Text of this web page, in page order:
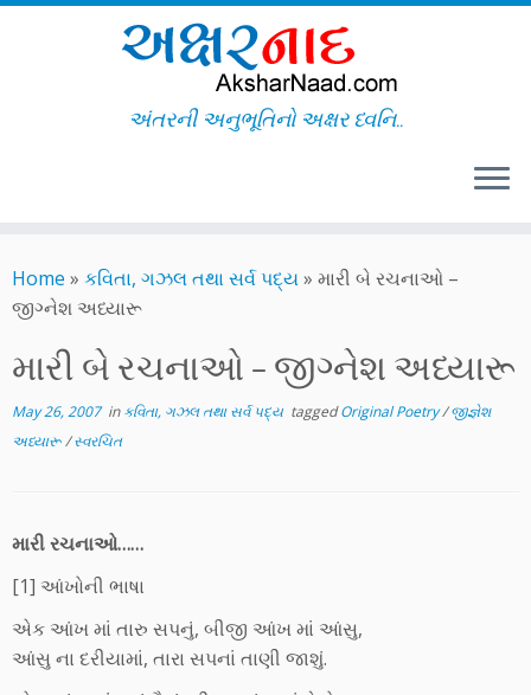
to
content
અંતરની અનુભૂતિનો અક્ષર ધ્વનિ..
Home » કવિતા, ગઝલ તથા સર્વ પદ્ય» મારી બે રચનાઓ –
જીગ્નેશ અધ્યારૂ
મારી બે રચનાઓ – જીગ્નેશ અધ્યારૂ
May 26, 2007inકવિતા, ગઝલ તથા સર્વ પદ્ય taggedOriginal Poetry/જીજ્ઞેશ
અધ્યારૂ/સ્વરચિત
મારી રચનાઓ……
[1] આંખોની ભાષા
એક આંખ માં તારુ સપનું, બીજી આંખ માં આંસુ,
આંસુ ના દરીયામાં, તારા સપનાં તાણી જાશું.